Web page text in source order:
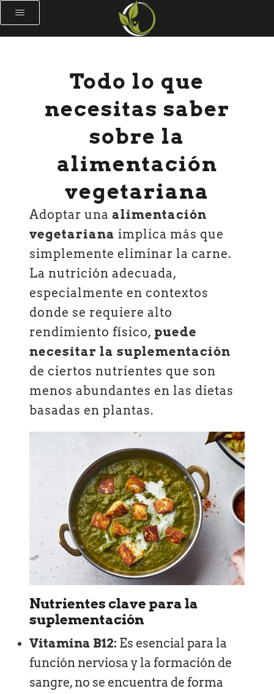
Todo lo que
necesitas saber
sobre la
alimentación
vegetariana
Adoptar unaalimentación
vegetariana implica más que
simplemente eliminar la carne.
La nutrición adecuada,
especialmente en contextos
donde se requiere alto
rendimiento físico, puede
necesitar la suplementación
de ciertos nutrientes que son
menos abundantes en las dietas
basadas en plantas.
Nutrientes clave para la
suplementación
Vitamina B12: Es esencial para la
función nerviosa y la formación de
sangre, no se encuentra de forma